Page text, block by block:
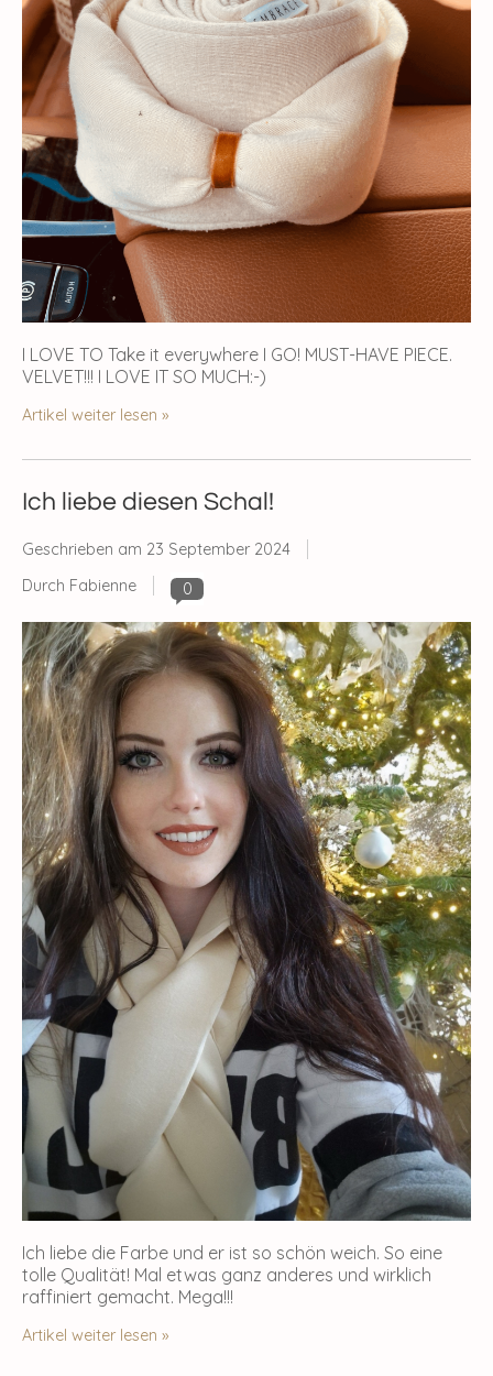
I LOVE TO Take it everywhere I GO! MUST-HAVE PIECE.
VELVET!!! I LOVE IT SO MUCH:-)
Artikel weiter lesen »
Ich liebe diesen Schal!
Geschrieben am 23 September 2024
Durch Fabienne
0
Ich liebe die Farbe und er ist so schön weich. So eine
tolle Qualität! Mal etwas ganz anderes und wirklich
raffiniert gemacht. Mega!!!
Artikel weiter lesen »